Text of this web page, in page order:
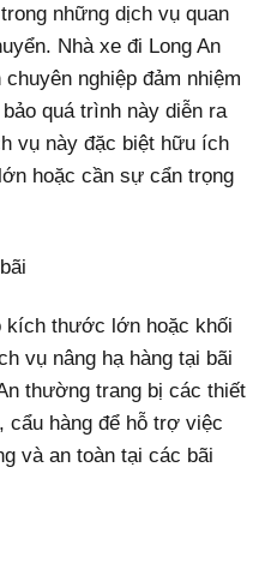
những dịch vụ quan
Nhà xe đi Long An
nghiệp đảm nhiệm
quá trình này diễn ra
vụ này đặc biệt hữu ích
hoặc cần sự cẩn trọng
thước lớn hoặc khối
vụ nâng hạ hàng tại bãi
thường trang bị các thiết
cẩu hàng để hỗ trợ việc
và an toàn tại các bãi